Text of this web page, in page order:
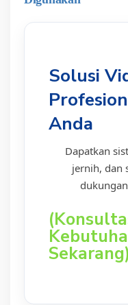
Solusi
Anda
Dapatkan
jernih, dan